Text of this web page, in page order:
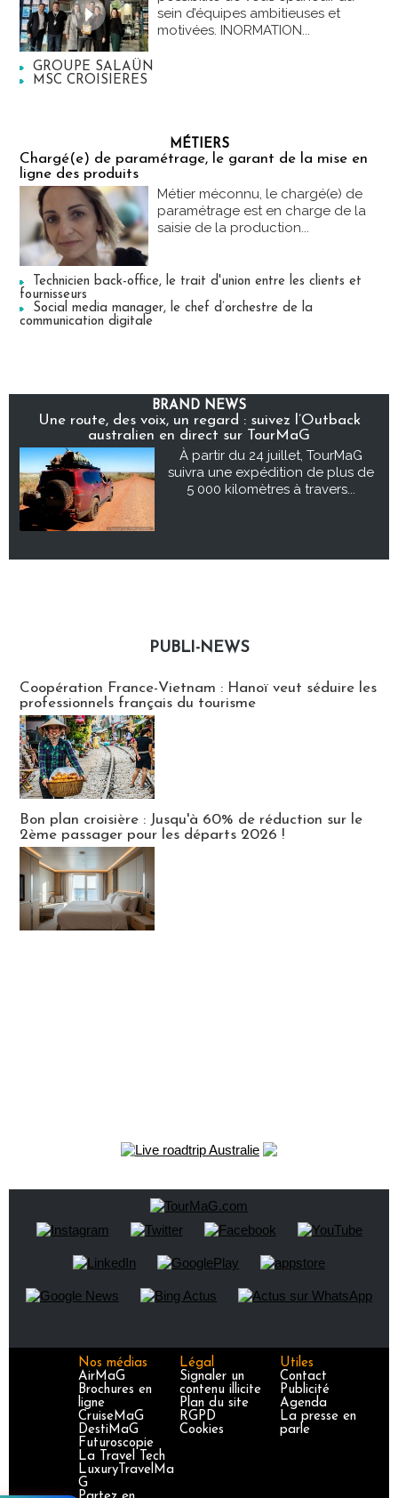
sein d’équipes ambitieuses et
motivées. INORMATION...
GROUPE SALAÜN
MSC CROISIERES
MÉTIERS
Chargé(e) de paramétrage, le garant de la mise en
ligne des produits
Métier méconnu, le chargé(e) de
paramétrage est en charge de la
saisie de la production...
Technicien back-office, le trait d'union entre les clients et
fournisseurs
Social media manager, le chef d’orchestre de la
communication digitale
BRAND NEWS
Une route, des voix, un regard : suivez l’Outback
australien en direct sur TourMaG
À partir du 24 juillet, TourMaG
suivra une expédition de plus de
5 000 kilomètres à travers...
PUBLI-NEWS
Coopération France-Vietnam : Hanoï veut séduire les
professionnels français du tourisme
Bon plan croisière : Jusqu'à 60% de réduction sur le
2ème passager pour les départs 2026 !
Nos médias
AirMaG
Brochures en
ligne
CruiseMaG
DestiMaG
Futuroscopie
La Travel Tech
LuxuryTravelMa
G
Légal
Signaler un
contenu illicite
Plan du site
RGPD
Cookies
Utiles
Contact
Publicité
Agenda
La presse en
parle